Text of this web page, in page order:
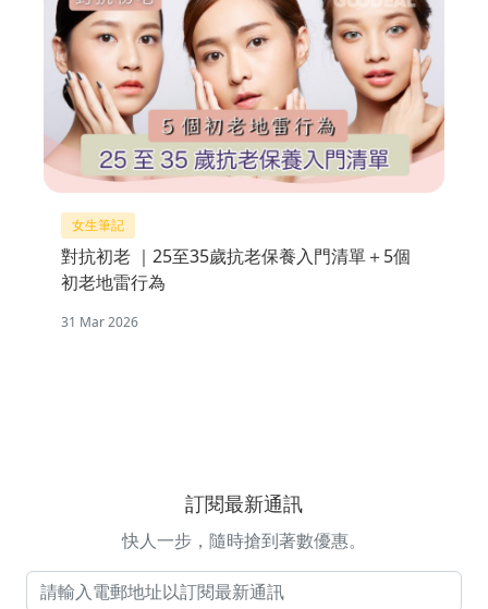
女生筆記
對抗初老 ｜25至35歲抗老保養入門清單＋5個
初老地雷行為
31 Mar 2026
訂閱最新通訊
快人一步，隨時搶到著數優惠。